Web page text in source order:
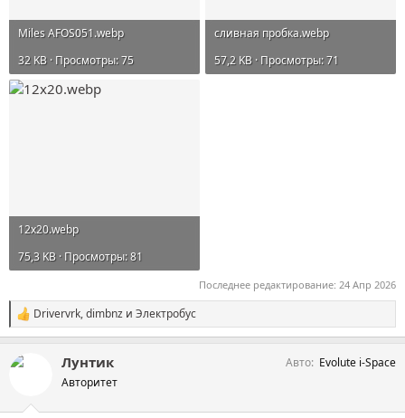
Miles AFOS051.webp
32 KB · Просмотры: 75
сливная пробка.webp
57,2 KB · Просмотры: 71
12х20.webp
75,3 KB · Просмотры: 81
Последнее редактирование: 24 Апр 2026
С
и
п
Drivervrk,dimbnz и Электробус
Лунтик
Авторитет
Авто Evolute i-Space